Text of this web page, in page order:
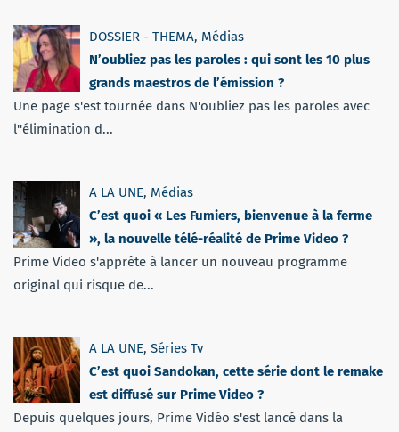
DOSSIER - THEMA, Médias
N’oubliez pas les paroles : qui sont les 10 plus
grands maestros de l’émission ?
Une page s'est tournée dans N'oubliez pas les paroles avec
l''élimination d...
A LA UNE, Médias
C’est quoi « Les Fumiers, bienvenue à la ferme
», la nouvelle télé-réalité de Prime Video ?
Prime Video s'apprête à lancer un nouveau programme
original qui risque de...
A LA UNE, Séries Tv
C’est quoi Sandokan, cette série dont le remake
est diffusé sur Prime Video ?
Depuis quelques jours, Prime Vidéo s'est lancé dans la